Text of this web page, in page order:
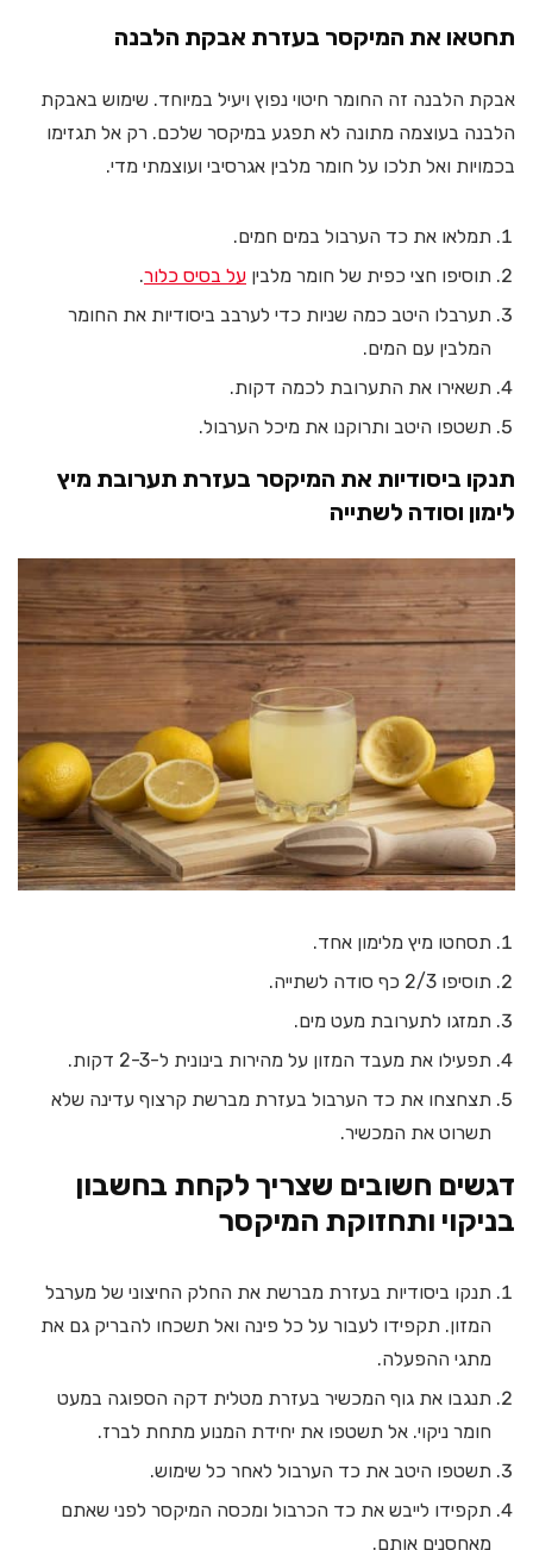
תחטאו את המיקסר בעזרת אבקת הלבנה
אבקת הלבנה זה החומר חיטוי נפוץ ויעיל במיוחד. שימוש באבקת
הלבנה בעוצמה מתונה לא תפגע במיקסר שלכם. רק אל תגזימו
בכמויות ואל תלכו על חומר מלבין אגרסיבי ועוצמתי מדי.
תמלאו את כד הערבול במים חמים.
תוסיפו חצי כפית של חומר מלבין על בסיס כלור.
תערבלו היטב כמה שניות כדי לערבב ביסודיות את החומר
המלבין עם המים.
תשאירו את התערובת לכמה דקות.
תשטפו היטב ותרוקנו את מיכל הערבול.
תנקו ביסודיות את המיקסר בעזרת תערובת מיץ
לימון וסודה לשתייה
תסחטו מיץ מלימון אחד.
תוסיפו 2/3 כף סודה לשתייה.
תמזגו לתערובת מעט מים.
תפעילו את מעבד המזון על מהירות בינונית ל-2-3 דקות.
תצחצחו את כד הערבול בעזרת מברשת קרצוף עדינה שלא
תשרוט את המכשיר.
דגשים חשובים שצריך לקחת בחשבון
בניקוי ותחזוקת המיקסר
תנקו ביסודיות בעזרת מברשת את החלק החיצוני של מערבל
המזון. תקפידו לעבור על כל פינה ואל תשכחו להבריק גם את
מתגי ההפעלה.
תנגבו את גוף המכשיר בעזרת מטלית דקה הספוגה במעט
חומר ניקוי. אל תשטפו את יחידת המנוע מתחת לברז.
תשטפו היטב את כד הערבול לאחר כל שימוש.
תקפידו לייבש את כד הכרבול ומכסה המיקסר לפני שאתם
מאחסנים אותם.